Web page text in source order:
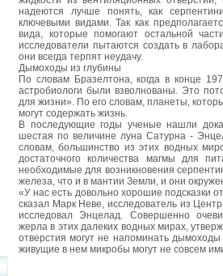
надеются лучше понять, как
ключевыми видами. Так как
вида, которые помогают остальной
исследователи пытаются создать в
они всегда терпят неудачу.
Дымоходы из глубины
По словам Бразелтона, когда в конце
астробиологи были взволнованы. Это
для жизни». По его словам, планеты,
могут содержать жизнь.
В последующие годы ученые нашли
шестая по величине луна Сатурна -
словам, большинство из этих водных
достаточного количества магмы для
необходимые для возникновения
железа, что и в мантии Земли, и они
«У нас есть довольно хорошие подсказки
сказал Марк Неве, исследователь из
исследовал Энцелад. Совершенно
жерла в этих далеких водных мирах,
отверстия могут не напоминать
живущие в нем микробы могут не совсем